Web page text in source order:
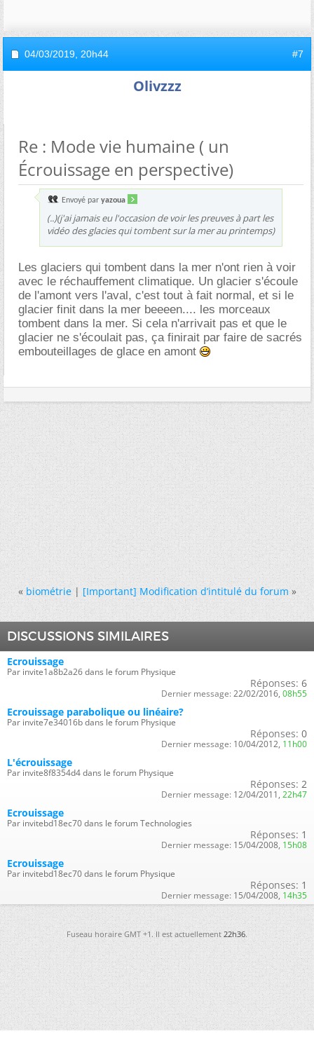
04/03/2019, 20h44 #7
Olivzzz
Re : Mode vie humaine ( un
Écrouissage en perspective)
Envoyé par yazoua
(..)(j'ai jamais eu l'occasion de voir les preuves à part les
vidéo des glacies qui tombent sur la mer au printemps)
Les glaciers qui tombent dans la mer n'ont rien à voir
avec le réchauffement climatique. Un glacier s'écoule
de l'amont vers l'aval, c'est tout à fait normal, et si le
glacier finit dans la mer beeeen.... les morceaux
tombent dans la mer. Si cela n'arrivait pas et que le
glacier ne s'écoulait pas, ça finirait par faire de sacrés
embouteillages de glace en amont
« biométrie|[Important] Modification d’intitulé du forum »
DISCUSSIONS SIMILAIRES
Ecrouissage
Par invite1a8b2a26 dans le forum Physique
Réponses: 6
Dernier message: 22/02/2016, 08h55
Ecrouissage parabolique ou linéaire?
Par invite7e34016b dans le forum Physique
Réponses: 0
Dernier message: 10/04/2012, 11h00
L'écrouissage
Par invite8f8354d4 dans le forum Physique
Réponses: 2
Dernier message: 12/04/2011, 22h47
Ecrouissage
Par invitebd18ec70 dans le forum Technologies
Réponses: 1
Dernier message: 15/04/2008, 15h08
Ecrouissage
Par invitebd18ec70 dans le forum Physique
Réponses: 1
Dernier message: 15/04/2008, 14h35
Fuseau horaire GMT +1. Il est actuellement22h36.